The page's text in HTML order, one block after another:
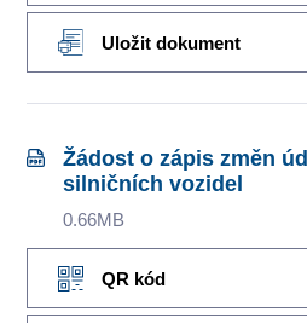
Uložit dokument
Žádost o zápis změn
silničních vozidel
0.66MB
QR kód